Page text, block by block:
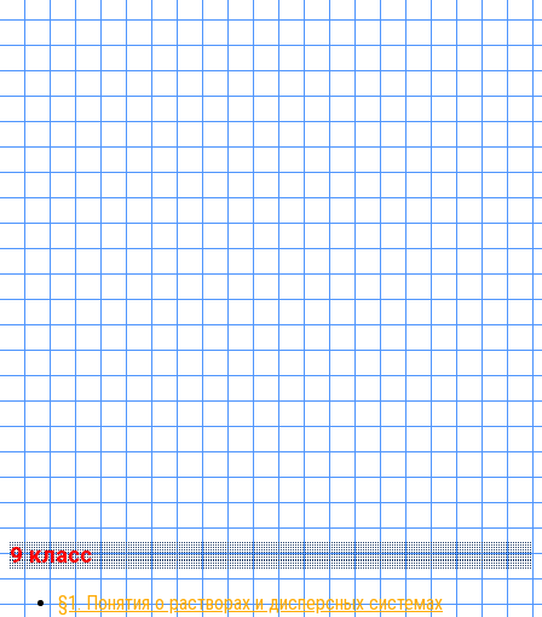
9 класс
§1. Понятия о растворах и дисперсных системах